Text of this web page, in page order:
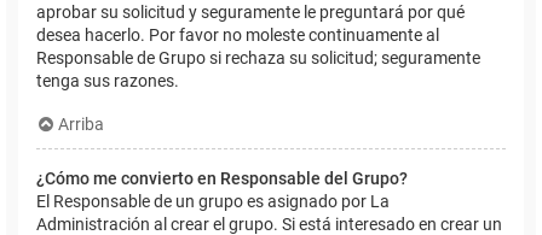
aprobar su solicitud y seguramente le preguntará por qué
desea hacerlo. Por favor no moleste continuamente al
Responsable de Grupo si rechaza su solicitud; seguramente
tenga sus razones.
Arriba
¿Cómo me convierto en Responsable del Grupo?
El Responsable de un grupo es asignado por La
Administración al crear el grupo. Si está interesado en crear un